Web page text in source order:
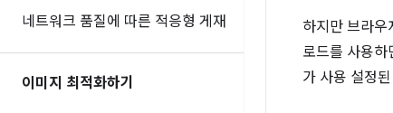
네트워크 품질에 따른 적응형 게재
이미지 최적화하기
하지만 브라우
로드를 사용
가 사용 설정